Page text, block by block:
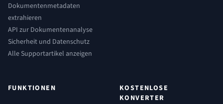
Dokumentenmetadaten
extrahieren
API zur Dokumentenanalyse
Sicherheit und Datenschutz
Alle Supportartikel anzeigen
FUNKTIONEN
KOSTENLOSE
KONVERTER